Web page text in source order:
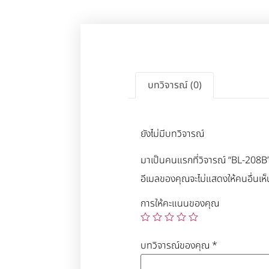
บทวิจารณ์ (0)
ยังไม่มีบทวิจารณ์
มาเป็นคนแรกที่วิจารณ์ “BL-
อีเมลของคุณจะไม่แสดงให้คนอื่นเ
การให้คะแนนของคุณ
บทวิจารณ์ของคุณ *